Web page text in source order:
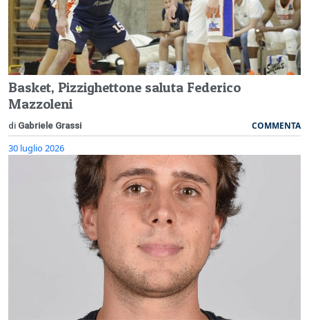
Basket, Pizzighettone saluta Federico
Mazzoleni
di Gabriele Grassi COMMENTA
30 luglio 2026